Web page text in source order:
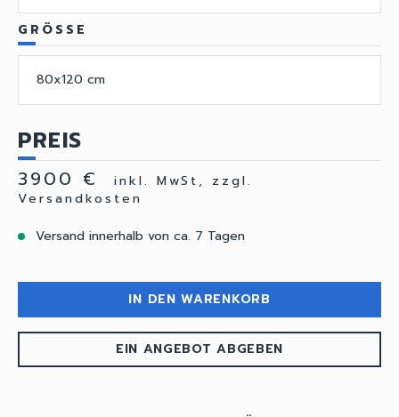
GRÖSSE
80x120 cm
PREIS
3900 €
inkl. MwSt, zzgl.
Versandkosten
Versand innerhalb von ca. 7 Tagen
IN DEN WARENKORB
EIN ANGEBOT ABGEBEN